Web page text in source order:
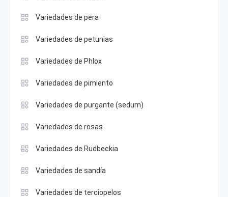
Variedades de pera
Variedades de petunias
Variedades de Phlox
Variedades de pimiento
Variedades de purgante (sedum)
Variedades de rosas
Variedades de Rudbeckia
Variedades de sandía
Variedades de terciopelos